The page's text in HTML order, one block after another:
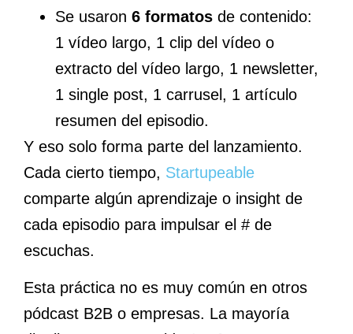
Se usaron 6 formatos de contenido:
1 vídeo largo, 1 clip del vídeo o
extracto del vídeo largo, 1 newsletter,
1 single post, 1 carrusel, 1 artículo
resumen del episodio.
Y eso solo forma parte del lanzamiento.
Cada cierto tiempo, Startupeable
comparte algún aprendizaje o insight de
cada episodio para impulsar el # de
escuchas.
Esta práctica no es muy común en otros
pódcast B2B o empresas. La mayoría